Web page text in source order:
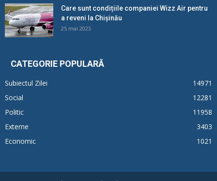
Care sunt condițiile companiei Wizz Air pentru
a reveni la Chișinău
25 mai 2023
CATEGORIE POPULARĂ
Subiectul Zilei
14971
Social
12281
Politic
11958
Externe
3403
Economic
1021